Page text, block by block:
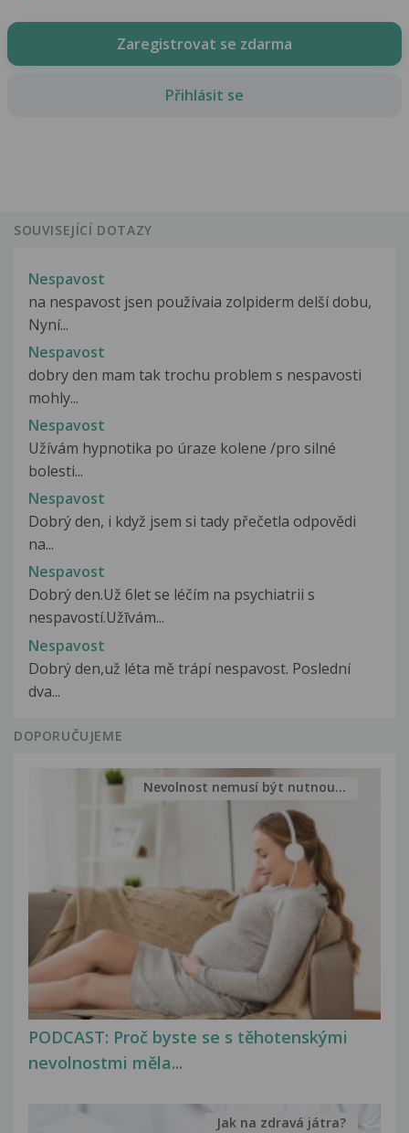
Zaregistrovat se zdarma
Přihlásit se
SOUVISEJÍCÍ DOTAZY
Nespavost
na nespavost jsen používaia zolpiderm delší dobu,
Nyní...
Nespavost
dobry den mam tak trochu problem s nespavosti
mohly...
Nespavost
Užívám hypnotika po úraze kolene /pro silné
bolesti...
Nespavost
Dobrý den, i když jsem si tady přečetla odpovědi
na...
Nespavost
Dobrý den.Už 6let se léčím na psychiatrii s
nespavostí.Užīvám...
Nespavost
Dobrý den,už léta mě trápí nespavost. Poslední
dva...
DOPORUČUJEME
PODCAST: Proč byste se s těhotenskými
nevolnostmi měla...
Nevolnost nemusí být nutnou...
Jak na zdravá játra?